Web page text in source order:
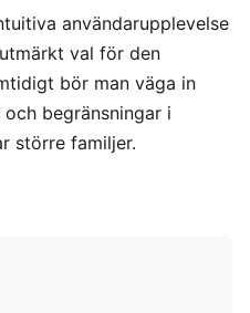
användarupplevelse
val för den
bör man väga in
begränsningar i
större familjer.